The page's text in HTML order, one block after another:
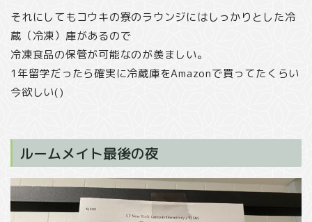
それにしてもコウキの寮のラウンジにはしっかりとした冷
蔵（冷凍）庫があるので
冷凍食品の保管が可能なのが羨ましい。
1年留学だったら確実に冷蔵庫をAmazonで買ってたくらい
今欲しい()
ルームメイト最後の夜